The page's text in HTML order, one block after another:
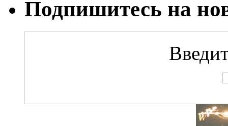
Подпишитесь на